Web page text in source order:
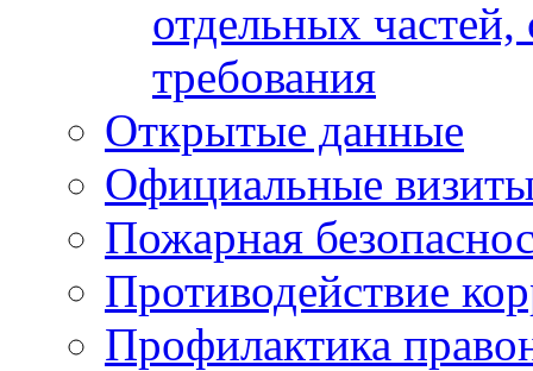
отдельных
требования
Открытые данные
Официальные
Пожарная
Противодействие
Профилактика